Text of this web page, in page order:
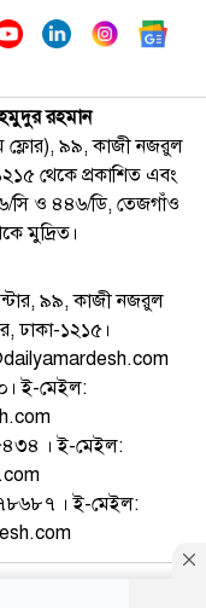
রহমান
ফ্লোর), ৯৯, কাজী নজরুল
থেকে প্রকাশিত এবং
সি ও ৪৪৬/ডি, তেজগাঁও
মুদ্রিত।
৯৯, কাজী নজরুল
ঢাকা-১২১৫।
ই-মেইল:
। ই-মেইল:
। ই-মেইল: